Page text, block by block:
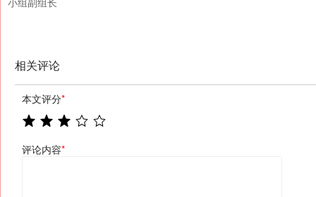
相关评论
本文评分*
评论内容*